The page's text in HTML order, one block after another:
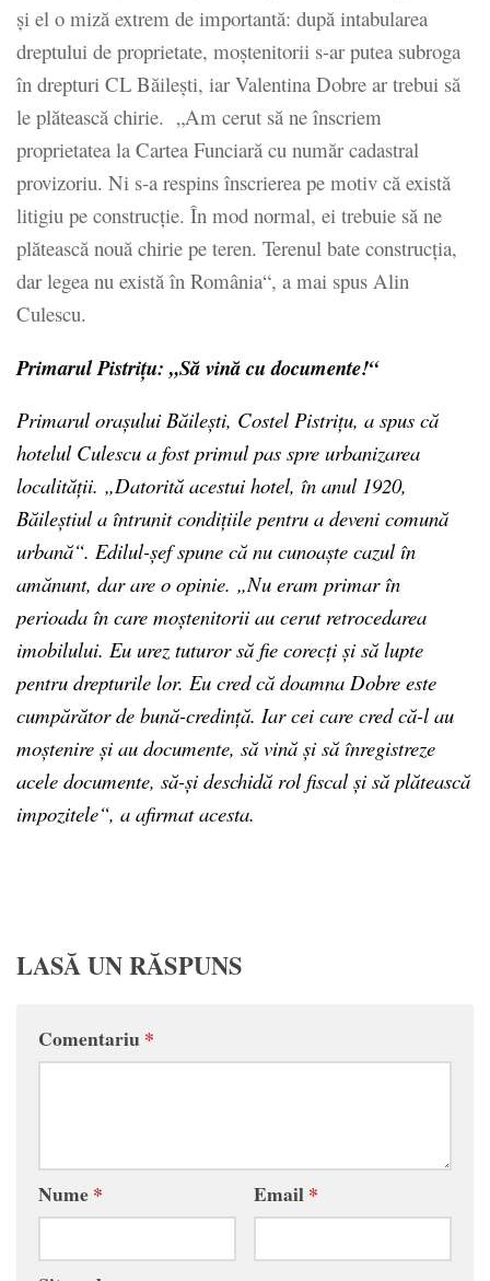
și el o miză extrem de importantă: după intabularea
dreptului de proprietate, moștenitorii s-ar putea subroga
în drepturi CL Băilești, iar Valentina Dobre ar trebui să
le plătească chirie. „Am cerut să ne înscriem
proprietatea la Cartea Funciară cu număr cadastral
provizoriu. Ni s-a respins înscrierea pe motiv că există
litigiu pe construcție. În mod normal, ei trebuie să ne
plătească nouă chirie pe teren. Terenul bate construcția,
dar legea nu există în România“, a mai spus Alin
Culescu.
Primarul Pistrițu: „Să vină cu documente!“
Primarul orașului Băilești, Costel Pistrițu, a spus că
hotelul Culescu a fost primul pas spre urbanizarea
localității. „Datorită acestui hotel, în anul 1920,
Băileștiul a întrunit condițiile pentru a deveni comună
urbană“. Edilul-șef spune că nu cunoaște cazul în
amănunt, dar are o opinie. „Nu eram primar în
perioada în care moștenitorii au cerut retrocedarea
imobilului. Eu urez tuturor să fie corecți și să lupte
pentru drepturile lor. Eu cred că doamna Dobre este
cumpărător de bună-credință. Iar cei care cred că-l au
moștenire și au documente, să vină și să înregistreze
acele documente, să-și deschidă rol fiscal și să plătească
impozitele“, a afirmat acesta.
LASĂ UN RĂSPUNS
Comentariu*
Nume* Email*